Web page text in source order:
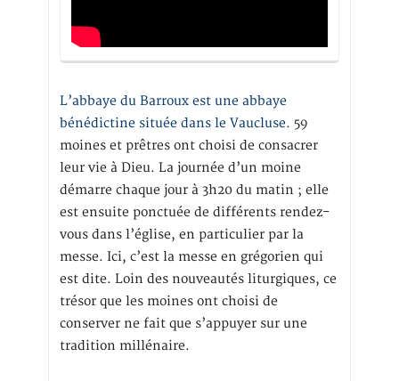
L’abbaye du Barroux est une abbaye
bénédictine située dans le Vaucluse. 59
moines et prêtres ont choisi de consacrer
leur vie à Dieu. La journée d’un moine
démarre chaque jour à 3h20 du matin ; elle
est ensuite ponctuée de différents rendez-
vous dans l’église, en particulier par la
messe. Ici, c’est la messe en grégorien qui
est dite. Loin des nouveautés liturgiques, ce
trésor que les moines ont choisi de
conserver ne fait que s’appuyer sur une
tradition millénaire.